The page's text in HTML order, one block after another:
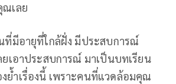
ณเลย
ที่มีอายุที่ใกล้ฝั่ง มีประสบการณ์
ยเอาประสบการณ์ มาเป็นบทเรียน
ย้ำเรื่องนี้ เพราะคนที่แวดล้อมคุณ